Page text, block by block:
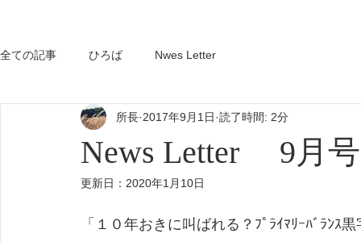
全ての記事 ひろば Nwes Letter
News Letter 9月号
所長 2017年9月1日 読了時間: 2分
更新日： 2020年1月10日
「１０年おきに叫ばれる？ﾌﾟﾗｲﾏﾘｰﾊﾞﾗﾝｽ